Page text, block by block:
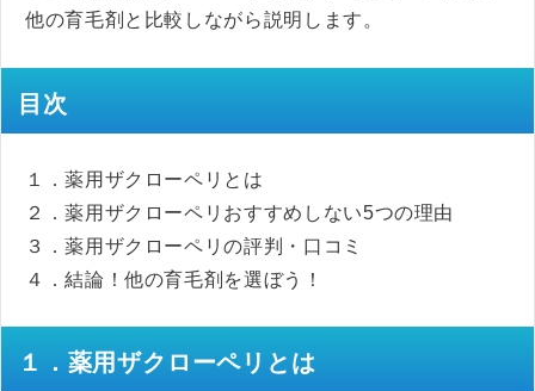
他の育毛剤と比較しながら説明します。
目次
１．薬用ザクローペリとは
２．薬用ザクローペリおすすめしない5つの理由
３．薬用ザクローペリの評判・口コミ
４．結論！他の育毛剤を選ぼう！
１．薬用ザクローペリとは